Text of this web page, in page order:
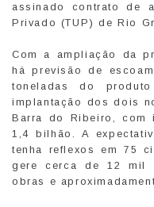
assinado contrato de
Privado (TUP) de Rio
Com a ampliação da
há previsão de
toneladas do
implantação dos dois
Barra do Ribeiro, com
1,4 bilhão. A
tenha reflexos em 75
gere cerca de 12 mil
obras e